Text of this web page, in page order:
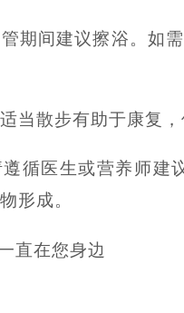
期间建议擦浴。如
当散步有助于康复
循医生或营养师建
形成。
直在您身边